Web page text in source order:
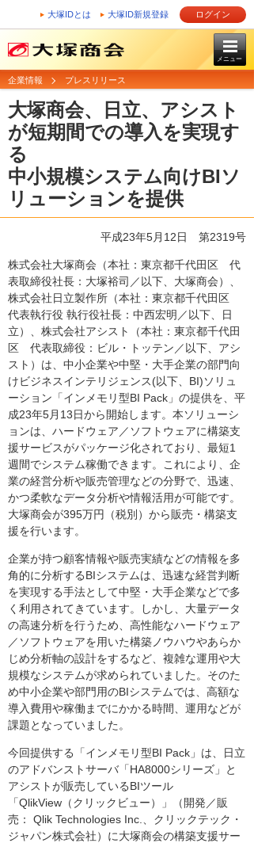
大塚IDとは 大塚ID新規登録 ログイン
メニュー
企業情報 プレスリリース
大塚商会、日立、アシスト
が短期間での導入を実現す
る
中小規模システム向けBIソ
リューションを提供
平成23年5月12日 第2319号
株式会社大塚商会（本社：東京都千代田区 代
表取締役社長：大塚裕司／以下、大塚商会）、
株式会社日立製作所（本社：東京都千代田区
代表執行役 執行役社長：中西宏明／以下、日
立）、株式会社アシスト（本社：東京都千代田
区 代表取締役：ビル・トッテン／以下、アシ
スト）は、中小企業や中堅・大手企業の部門向
けビジネスインテリジェンス(以下、BI)ソリュ
ーション「インメモリ型BI Pack」の提供を、平
成23年5月13日から開始します。本ソリューシ
ョンは、ハードウェア／ソフトウェアに構築支
援サービスがパッケージ化されており、最短1
週間でシステム稼働できます。これにより、企
業の経営分析や販売管理などの分野で、迅速、
かつ柔軟なデータ分析や情報活用が可能です。
大塚商会が395万円（税別）から販売・構築支
援を行います。
企業が持つ顧客情報や販売実績などの情報を多
角的に分析するBIシステムは、迅速な経営判断
を実現する手法として中堅・大手企業などで多
く利用されてきています。しかし、大量データ
の高速分析を行うため、高性能なハードウェア
／ソフトウェアを用いた構築ノウハウやあらか
じめ分析軸の設計をするなど、複雑な運用や大
規模なシステムが求められていました。そのた
め中小企業や部門用のBIシステムでは、高額な
導入費用や稼働までにかかる時間、運用などが
課題となっていました。
今回提供する「インメモリ型BI Pack」は、日立
のアドバンストサーバ「HA8000シリーズ」と
アシストが販売しているBIツール
「QlikView（クリックビュー）」（開発／販
売： Qlik Technologies Inc.、クリックテック・
ジャパン株式会社）に大塚商会の構築支援サー